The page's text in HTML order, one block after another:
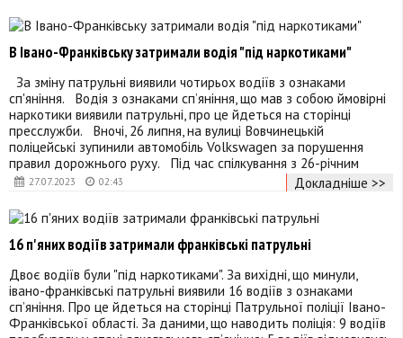
27.07.2023 02:43
В Івано-Франківську затримали водія "під наркотиками"
За зміну патрульні виявили чотирьох водіїв з ознаками
сп'яніння. Водія з ознаками сп’яніння, що мав з собою ймовірні
наркотики виявили патрульні, про це йдеться на сторінці
пресслужби. Вночі, 26 липня, на вулиці Вовчинецькій
поліцейські зупинили автомобіль Volkswagen за порушення
правил дорожнього руху. Під час спілкування з 26-річним
Докладніше >>
16 п'яних водіїв затримали франківські патрульні
Двоє водіїв були "під наркотиками". За вихідні, що минули,
івано-франківські патрульні виявили 16 водіїв з ознаками
сп’яніння. Про це йдеться на сторінці Патрульної поліції Івано-
Франківської області. За даними, що наводить поліція: 9 водіїв